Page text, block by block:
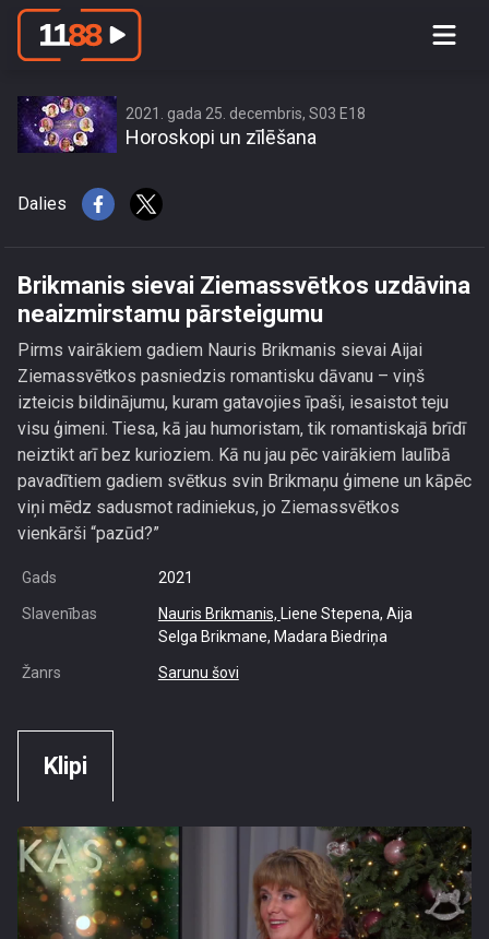
Brikmanis sievai Ziemassvētkos
2021. gada 25. decembris, S03 E18
Horoskopi un zīlēšana
Dalies
Brikmanis sievai Ziemassvētkos uzdāvina
neaizmirstamu pārsteigumu
Pirms vairākiem gadiem Nauris Brikmanis sievai Aijai
Ziemassvētkos pasniedzis romantisku dāvanu – viņš
izteicis bildinājumu, kuram gatavojies īpaši, iesaistot teju
visu ģimeni. Tiesa, kā jau humoristam, tik romantiskajā brīdī
neiztikt arī bez kurioziem. Kā nu jau pēc vairākiem laulībā
pavadītiem gadiem svētkus svin Brikmaņu ģimene un kāpēc
viņi mēdz sadusmot radiniekus, jo Ziemassvētkos
vienkārši “pazūd?”
Gads 2021
Slavenības Nauris Brikmanis, Liene Stepena, Aija
Selga Brikmane, Madara Biedriņa
Žanrs Sarunu šovi
Klipi